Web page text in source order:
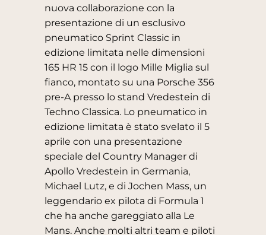
nuova collaborazione con la
presentazione di un esclusivo
pneumatico Sprint Classic in
edizione limitata nelle dimensioni
165 HR 15 con il logo Mille Miglia sul
fianco, montato su una Porsche 356
pre-A presso lo stand Vredestein di
Techno Classica. Lo pneumatico in
edizione limitata è stato svelato il 5
aprile con una presentazione
speciale del Country Manager di
Apollo Vredestein in Germania,
Michael Lutz, e di Jochen Mass, un
leggendario ex pilota di Formula 1
che ha anche gareggiato alla Le
Mans. Anche molti altri team e piloti